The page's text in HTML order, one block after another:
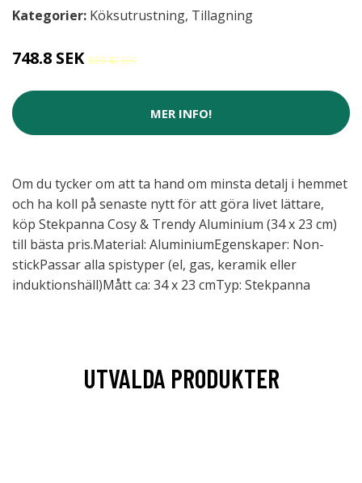
Kategorier: Köksutrustning, Tillagning
748.8 SEK 839.42 SEK
MER INFO!
Om du tycker om att ta hand om minsta detalj i hemmet
och ha koll på senaste nytt för att göra livet lättare,
köp Stekpanna Cosy & Trendy Aluminium (34 x 23 cm)
till bästa pris.Material: AluminiumEgenskaper: Non-
stickPassar alla spistyper (el, gas, keramik eller
induktionshäll)Mått ca: 34 x 23 cmTyp: Stekpanna
UTVALDA PRODUKTER